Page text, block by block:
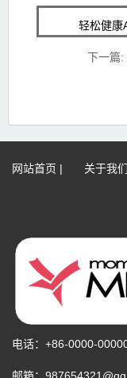
轻松健康
下一篇:
网站首页 | 关于我们
电话：+86-0000-